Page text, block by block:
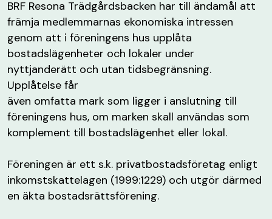
BRF Resona Trädgårdsbacken har till ändamål att
främja medlemmarnas ekonomiska intressen
genom att i föreningens hus upplåta
bostadslägenheter och lokaler under
nyttjanderätt och utan tidsbegränsning.
Upplåtelse får
även omfatta mark som ligger i anslutning till
föreningens hus, om marken skall användas som
komplement till bostadslägenhet eller lokal.
Föreningen är ett s.k. privatbostadsföretag enligt
inkomstskattelagen (1999:1229) och utgör därmed
en äkta bostadsrättsförening.